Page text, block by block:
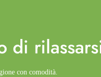
di
con comodità.